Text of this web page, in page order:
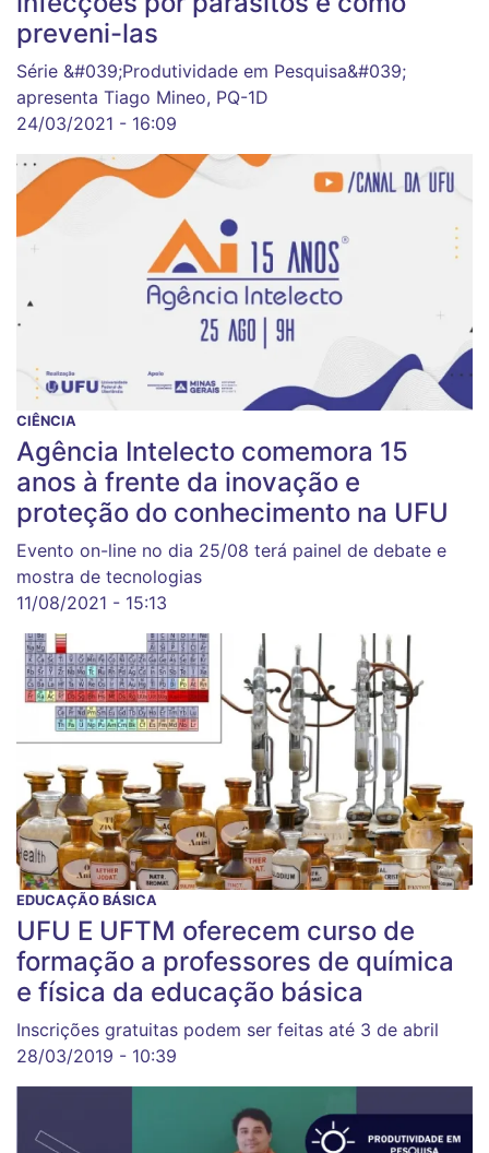
preveni-las
Série &#039;Produtividade em Pesquisa&#039;
apresenta Tiago Mineo, PQ-1D
24/03/2021 - 16:09
CIÊNCIA
Agência Intelecto comemora 15
anos à frente da inovação e
proteção do conhecimento na UFU
Evento on-line no dia 25/08 terá painel de debate e
mostra de tecnologias
11/08/2021 - 15:13
EDUCAÇÃO BÁSICA
UFU E UFTM oferecem curso de
formação a professores de química
e física da educação básica
Inscrições gratuitas podem ser feitas até 3 de abril
28/03/2019 - 10:39